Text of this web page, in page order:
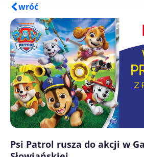
wróć
Psi Patrol rusza do akcji w